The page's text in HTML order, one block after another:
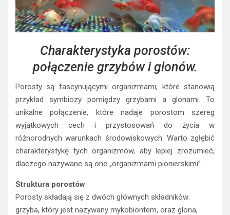
Charakterystyka porostów:
połączenie grzybów i glonów.
Porosty są fascynującymi organizmami, które stanowią
przykład symbiozy pomiędzy grzybami a glonami. To
unikalne połączenie, które nadaje porostom szereg
wyjątkowych cech i przystosowań do życia w
różnorodnych warunkach środowiskowych. Warto zgłębić
charakterystykę tych organizmów, aby lepiej zrozumieć,
dlaczego nazywane są one „organizmami pionierskimi”.
Struktura porostów
Porosty składają się z dwóch głównych składników:
grzyba, który jest nazywany mykobiontem, oraz glona,